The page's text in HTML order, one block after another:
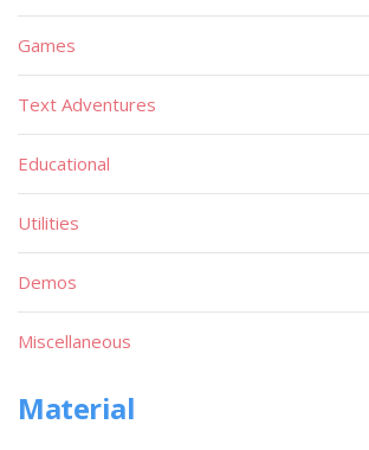
Games
Text Adventures
Educational
Utilities
Demos
Miscellaneous
Material